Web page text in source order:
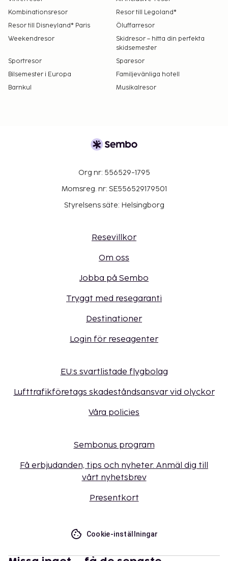
Kombinationsresor
Resor till Legoland®
Resor till Disneyland® Paris
Öluffarresor
Weekendresor
Skidresor – hitta din perfekta
skidsemester
Sportresor
Sparesor
Bilsemester i Europa
Familjevänliga hotell
Barnkul
Musikalresor
Org nr: 556529-1795
Momsreg. nr: SE556529179501
Styrelsens säte: Helsingborg
Resevillkor
Om oss
Jobba på Sembo
Tryggt med resegaranti
Destinationer
Login för reseagenter
EU:s svartlistade flygbolag
Lufttrafikföretags skadeståndsansvar vid olyckor
Våra policies
Sembonus program
Få erbjudanden, tips och nyheter. Anmäl dig till
vårt nyhetsbrev
Presentkort
Cookie-inställningar